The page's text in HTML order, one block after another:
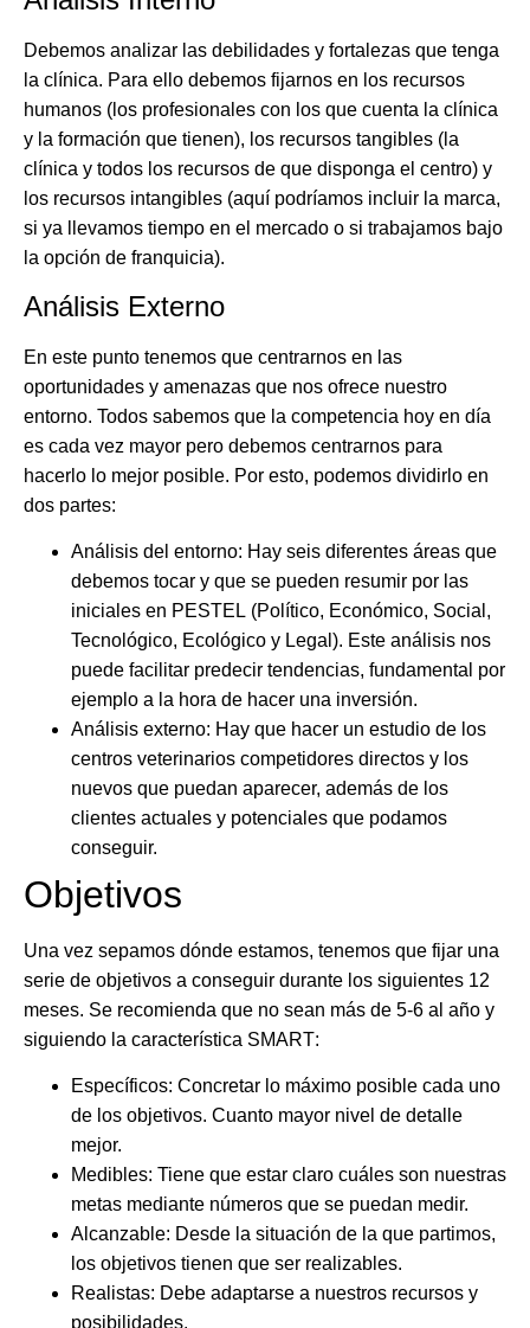
Debemos analizar las debilidades y fortalezas que tenga
la clínica. Para ello debemos fijarnos en los recursos
humanos (los profesionales con los que cuenta la clínica
y la formación que tienen), los recursos tangibles (la
clínica y todos los recursos de que disponga el centro) y
los recursos intangibles (aquí podríamos incluir la marca,
si ya llevamos tiempo en el mercado o si trabajamos bajo
la opción de franquicia).
Análisis Externo
En este punto tenemos que centrarnos en las
oportunidades y amenazas que nos ofrece nuestro
entorno. Todos sabemos que la competencia hoy en día
es cada vez mayor pero debemos centrarnos para
hacerlo lo mejor posible. Por esto, podemos dividirlo en
dos partes:
Análisis del entorno: Hay seis diferentes áreas que
debemos tocar y que se pueden resumir por las
iniciales en PESTEL (Político, Económico, Social,
Tecnológico, Ecológico y Legal). Este análisis nos
puede facilitar predecir tendencias, fundamental por
ejemplo a la hora de hacer una inversión.
Análisis externo: Hay que hacer un estudio de los
centros veterinarios competidores directos y los
nuevos que puedan aparecer, además de los
clientes actuales y potenciales que podamos
conseguir.
Objetivos
Una vez sepamos dónde estamos, tenemos que fijar una
serie de objetivos a conseguir durante los siguientes 12
meses. Se recomienda que no sean más de 5-6 al año y
siguiendo la característica SMART:
Específicos: Concretar lo máximo posible cada uno
de los objetivos. Cuanto mayor nivel de detalle
mejor.
Medibles: Tiene que estar claro cuáles son nuestras
metas mediante números que se puedan medir.
Alcanzable: Desde la situación de la que partimos,
los objetivos tienen que ser realizables.
Realistas: Debe adaptarse a nuestros recursos y
posibilidades.